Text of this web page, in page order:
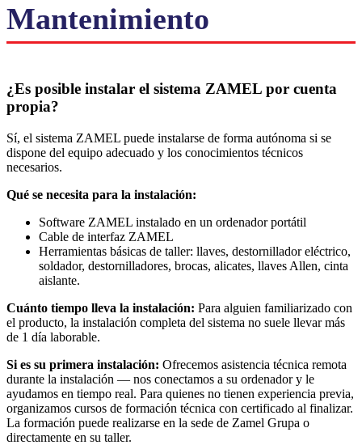
Mantenimiento
¿Es posible instalar el sistema ZAMEL por cuenta
propia?
Sí, el sistema ZAMEL puede instalarse de forma autónoma si se
dispone del equipo adecuado y los conocimientos técnicos
necesarios.
Qué se necesita para la instalación:
Software ZAMEL instalado en un ordenador portátil
Cable de interfaz ZAMEL
Herramientas básicas de taller: llaves, destornillador eléctrico,
soldador, destornilladores, brocas, alicates, llaves Allen, cinta
aislante.
Cuánto tiempo lleva la instalación: Para alguien familiarizado con
el producto, la instalación completa del sistema no suele llevar más
de 1 día laborable.
Si es su primera instalación: Ofrecemos asistencia técnica remota
durante la instalación — nos conectamos a su ordenador y le
ayudamos en tiempo real. Para quienes no tienen experiencia previa,
organizamos cursos de formación técnica con certificado al finalizar.
La formación puede realizarse en la sede de Zamel Grupa o
directamente en su taller.